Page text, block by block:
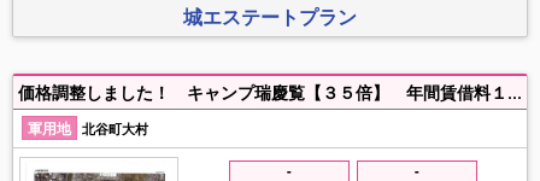
城エステートプラン
価格調整しました！ キャンプ瑞慶覧【３５倍】 年間賃借料１万８８９８円（令和７年度）国道５８号線至近の好立地です。
軍用地 北谷町大村
- -